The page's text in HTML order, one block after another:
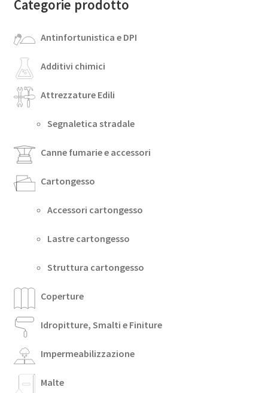
Categorie prodotto
Antinfortunistica e DPI
Additivi chimici
Attrezzature Edili
Segnaletica stradale
Canne fumarie e accessori
Cartongesso
Accessori cartongesso
Lastre cartongesso
Struttura cartongesso
Coperture
Idropitture, Smalti e Finiture
Impermeabilizzazione
Malte